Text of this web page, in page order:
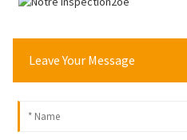
Leave Your Message